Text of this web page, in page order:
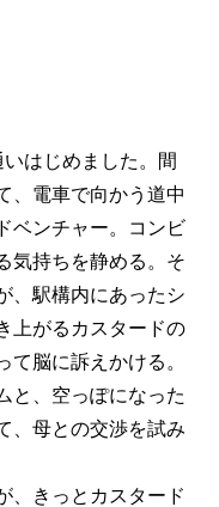
はじめました。間
、電車で向かう道中
ベンチャー。コンビ
気持ちを静める。そ
、駅構内にあったシ
上がるカスタードの
脳に訴えかける。
と、空っぽになった
、母との交渉を試み
、きっとカスタード